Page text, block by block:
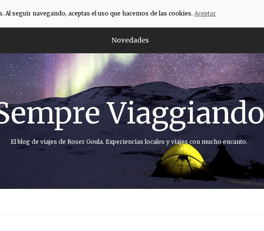
Novedades
Viaggiando
El blog de viajes de Roser Goula. Experiencias locales y viajes con mucho encanto.
seguir navegando, aceptas el uso que hacemos de las cookies. Aceptar